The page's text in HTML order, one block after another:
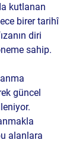
kutlanan
birer tarihî
diri
sahip.
güncel
alanlara